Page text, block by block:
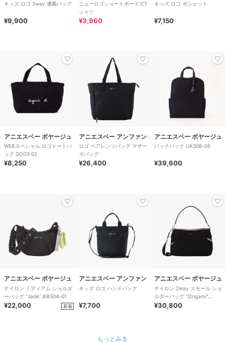
キッズ ロゴ 2way 通園バッグ
¥9,900
ニューロゴショートボーイズT
シャツ
¥3,960
キッズ ロゴ ポシェット
¥7,150
アニエスベー ボヤージュ
WEBスペシャル ロゴトートバ
ッグ GO03‐02
¥8,250
アニエスベー アンファン
ロゴ ペアレンツバッグ マザー
ズバッグ
¥26,400
アニエスベー ボヤージュ
バックパック UAS08-05
¥39,600
アニエスベー ボヤージュ
ナイロン ミディアム ショルダ
ーバッグ ”Jade” BBS04-01
¥22,000 新着
アニエスベー アンファン
キッズ ロゴ ハンドバッグ
¥7,700
アニエスベー ボヤージュ
ナイロン 2way スモール ショ
ルダーバッグ ”Origami”
ABS07-01
¥30,800
もっとみる